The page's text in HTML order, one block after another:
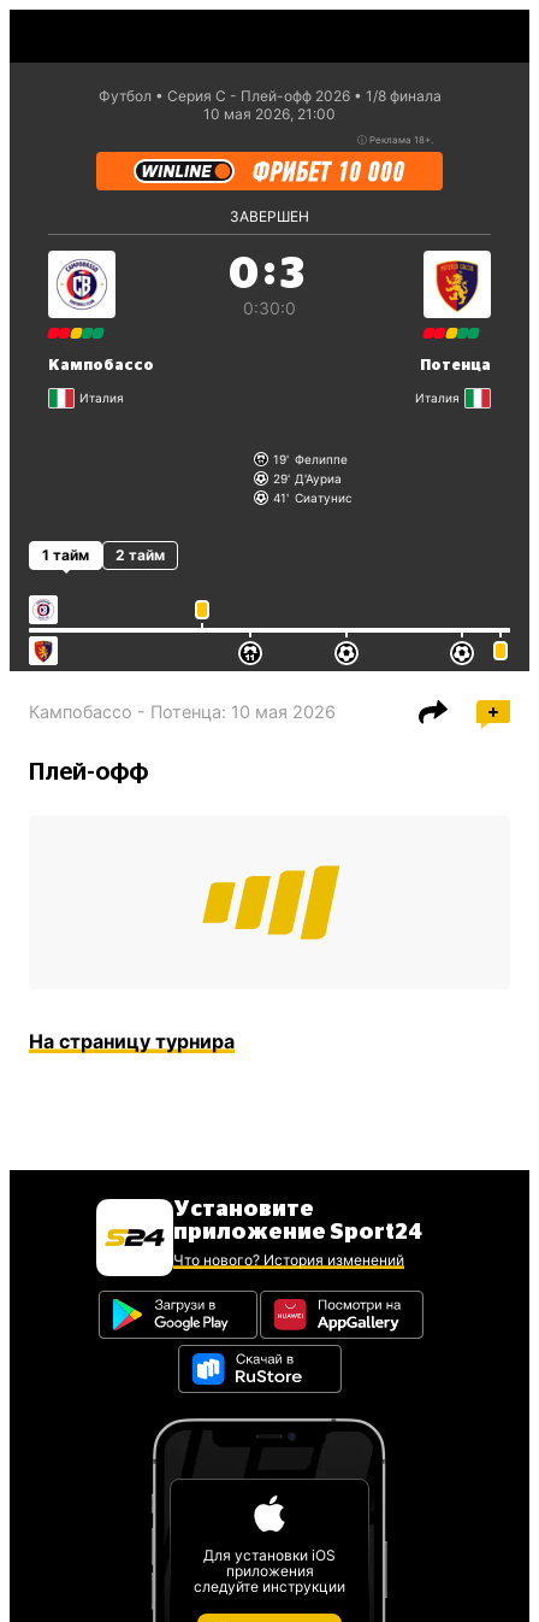
Футбол Серия С - Плей-офф 2026
1/8 финaла
10 мая 2026, 21:00
ⓘ Реклама 18+.
ЗАВЕРШЕН
Кампобассо
Италия
0:3
0:30:0
Потенца
Италия
19 Фелиппе
29 Д'Ауриа
41
Сиатунис
1 тайм 2 тайм
Кампобассо - Потенца: 10 мая 2026
Плей-офф
На страницу турнира
Установите
приложение Sport24
Что нового? История изменений
Для установки iOS
приложения
следуйте инструкции